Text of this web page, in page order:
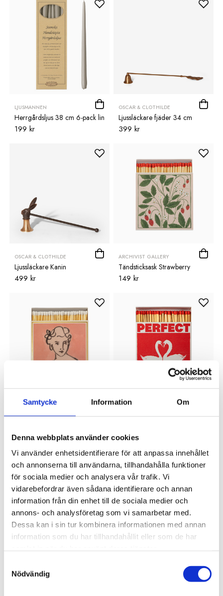
Samtycke Information Om
Denna webbplats använder cookies
Vi använder enhetsidentifierare för att anpassa innehållet
och annonserna till användarna, tillhandahålla funktioner
för sociala medier och analysera vår trafik. Vi
vidarebefordrar även sådana identifierare och annan
information från din enhet till de sociala medier och
annons- och analysföretag som vi samarbetar med.
Dessa kan i sin tur kombinera informationen med annan
information som du har tillhandahållit eller som de har
Nödvändig
LJUSMANNEN
Herrgårdsljus 38 cm 6-pack lin
199 kr
OSCAR & CLOTHILDE
Ljussläckare fjäder 34 cm
399 kr
OSCAR & CLOTHILDE
Ljussläckare Kanin
499 kr
ARCHIVIST GALLERY
Tändsticksask Strawberry
149 kr
ARCHIVIST GALLERY
Tändsticksask Divine
ARCHIVIST GALLERY
Tändsticksask I Like You Swans
149 kr
Tändsticksask Nasturtium